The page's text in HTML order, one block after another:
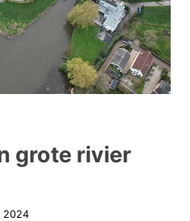
grote rivier
2024